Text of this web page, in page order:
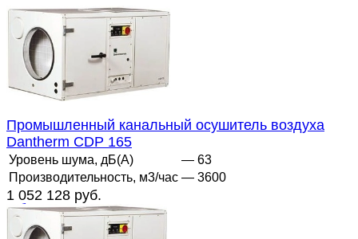
избранное сравнить
Промышленный канальный осушитель воздуха
Dantherm CDP 165
Уровень шума, дБ(А)
— 63
Производительность, м3/час — 3600
1 052 128 руб.